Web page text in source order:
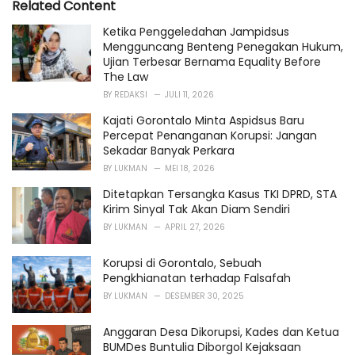
r
i
e
s
:
:Related Content
Ketika Penggeledahan Jampidsus
Mengguncang Benteng Penegakan Hukum,
Ujian Terbesar Bernama Equality Before
The Law
BY REDAKSI JULI 11, 2026
Kajati Gorontalo Minta Aspidsus Baru
Percepat Penanganan Korupsi: Jangan
Sekadar Banyak Perkara
BY LUKMAN MEI 18, 2026
Ditetapkan Tersangka Kasus TKI DPRD, STA
Kirim Sinyal Tak Akan Diam Sendiri
BY LUKMAN APRIL 27, 2026
Korupsi di Gorontalo, Sebuah
Pengkhianatan terhadap Falsafah
BY LUKMAN DESEMBER 30, 2025
Anggaran Desa Dikorupsi, Kades dan Ketua
BUMDes Buntulia Diborgol Kejaksaan